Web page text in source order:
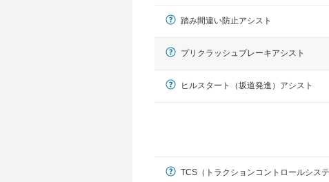
車線逸脱防止
プアシストなどが装備さ
運転・駐車支援
踏み間違い防止アシスト
プリクラッシュブレーキアシスト
ヒルスタート（坂道発進）アシスト
TCS（トラクションコントロールシステ